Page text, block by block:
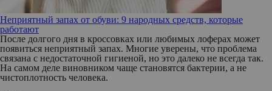
Неприятный запах от обуви: 9 народных средств, которые
работают
После долгого дня в кроссовках или любимых лоферах может
появиться неприятный запах. Многие уверены, что проблема
связана с недостаточной гигиеной, но это далеко не всегда так.
На самом деле виновником чаще становятся бактерии, а не
чистоплотность человека.